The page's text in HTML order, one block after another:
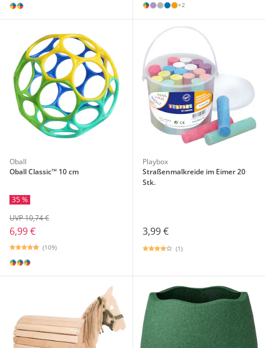
+2
Oball
Oball Classic™ 10 cm
35 %
6,99 €
UVP 10,74 €
(109)
Playbox
Straßenmalkreide im Eimer 20
Stk.
3,99 €
(1)